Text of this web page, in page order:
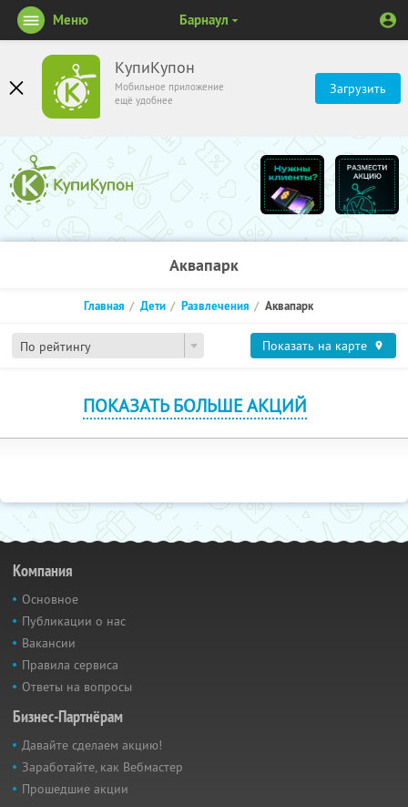
КупиКупон
Мобильное приложение
ещё удобнее
Загрузить
Меню Барнаул
Аквапарк
По рейтингу
Главная Дети Развлечения Аквапарк
Показать на карте
ПОКАЗАТЬ БОЛЬШЕ АКЦИЙ
Компания
Основное
Публикации о нас
Вакансии
Правила сервиса
Ответы на вопросы
Бизнес-Партнёрам
Давайте сделаем акцию!
Заработайте, как Вебмастер
Прошедшие акции